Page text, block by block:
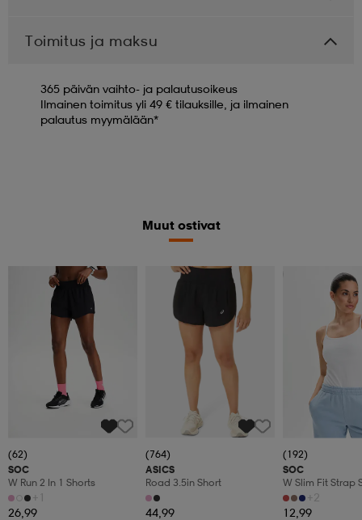
Toimitus ja maksu
365 päivän vaihto- ja palautusoikeus
Ilmainen toimitus yli 49 € tilauksille, ja ilmainen
palautus myymälään*
Muut ostivat
(62)
SOC
W Run 2 In 1 Shorts
+1
26,99
(764)
ASICS
Road 3.5in Short
44,99
Valitse 2, maksa
(192)
SOC
W Slim Fit Strap
+2
12,99